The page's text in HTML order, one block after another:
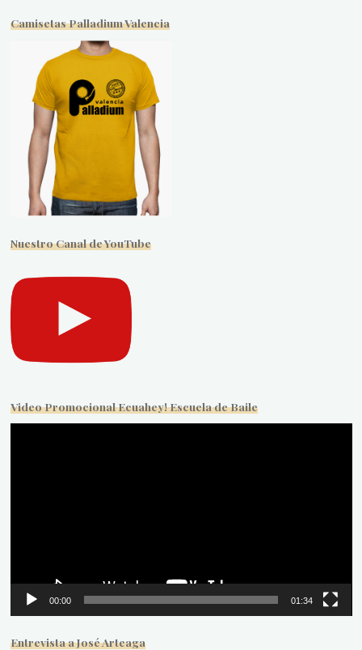
Camisetas Palladium Valencia
Nuestro Canal de YouTube
Video Promocional Ecuahey! Escuela de Baile
00:00 01:34
Entrevista a José Arteaga